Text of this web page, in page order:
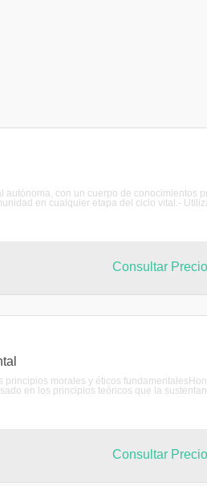
autónoma, con un cuerpo de conocimientos
en cualquier etapa del ciclo vital.-
Consultar Precio
morales y éticos
en los principios teóricos que la
Consultar Precio